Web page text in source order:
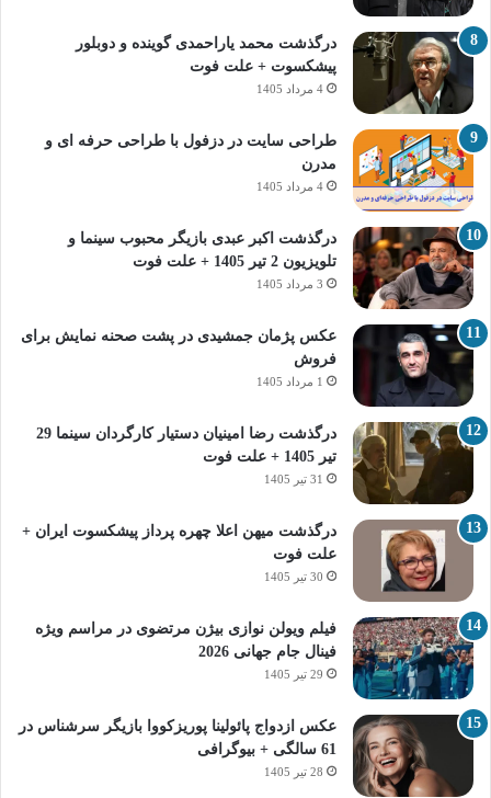
درگذشت محمد یاراحمدی گوینده و دوبلور
پیشکسوت + علت فوت
4 مرداد 1405
طراحی سایت در دزفول با طراحی حرفه‌ ای و
مدرن
4 مرداد 1405
درگذشت اکبر عبدی بازیگر محبوب سینما و
تلویزیون 2 تیر 1405 + علت فوت
3 مرداد 1405
عکس پژمان جمشیدی در پشت صحنه نمایش برای
فروش
1 مرداد 1405
درگذشت رضا امینیان دستیار کارگردان سینما 29
تیر 1405 + علت فوت
31 تیر 1405
درگذشت میهن اعلا چهره پرداز پیشکسوت ایران +
علت فوت
30 تیر 1405
فیلم ویولن نوازی بیژن مرتضوی در مراسم ویژه
فینال جام جهانی 2026
29 تیر 1405
عکس ازدواج پائولینا پوریزکووا بازیگر سرشناس در
61 سالگی + بیوگرافی
28 تیر 1405